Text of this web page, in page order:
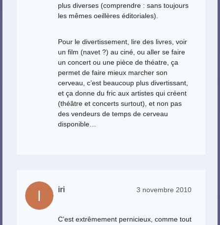
plus diverses (comprendre : sans toujours
les mêmes oeillères éditoriales).
Pour le divertissement, lire des livres, voir
un film (navet ?) au ciné, ou aller se faire
un concert ou une pièce de théatre, ça
permet de faire mieux marcher son
cerveau, c’est beaucoup plus divertissant,
et ça donne du fric aux artistes qui créent
(théâtre et concerts surtout), et non pas
des vendeurs de temps de cerveau
disponible…
iri 3 novembre 2010
C’est extrêmement pernicieux, comme tout